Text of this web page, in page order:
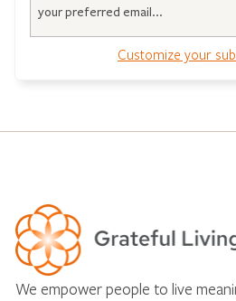
Customize your
We empower people to live